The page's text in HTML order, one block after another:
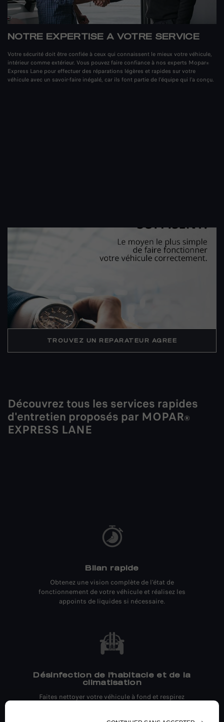
NOTRE EXPERTISE A VOTRE SERVICE
Votre sécurité doit être confiée à ceux qui connaissent le mieux votre véhicule,
intérieur comme extérieur. Vous pouvez faire confiance à nos experts Mopar®
Express Lane pour effectuer des réparations légères et rapides sur votre
véhicule avec un savoir-faire inégalé, car ils font partie de l'équipe qui l'a conçu.
TROUVEZ UN REPARATEUR AGREE
Découvrez tous les services rapides
d'entretien proposés par MOPAR®
EXPRESS LANE
Bilan rapide
Obtenez une vision complète de l'état de
fonctionnement de votre véhicule et réalisez les
appoints de liquides si nécessaire.
Désinfection de l'habitacle et de la
climatisation
Faites nettoyer votre véhicule à fond et respirez